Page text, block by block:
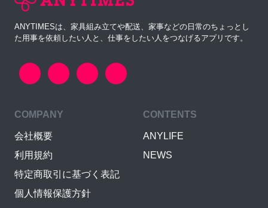
ANYTIMESは、家具組み立てや配送、家事などの日常のちょっとし
た用事を依頼したい人と、仕事をしたい人をつなげるアプリです。
COMPANY
会社概要
利用規約
特定商取引に基づく表記
個人情報保護方針
CONTENTS
ANYLIFE
NEWS